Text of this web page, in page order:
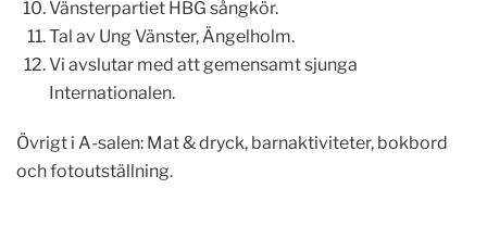
Vänsterpartiet HBG sångkör.
Tal av Ung Vänster, Ängelholm.
Vi avslutar med att gemensamt sjunga
Internationalen.
Övrigt i A-salen: Mat & dryck, barnaktiviteter, bokbord
och fotoutställning.